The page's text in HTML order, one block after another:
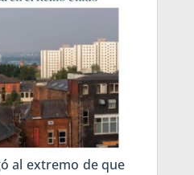
al extremo de que